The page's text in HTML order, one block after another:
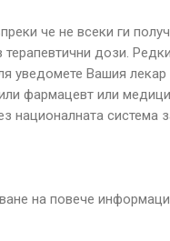
че не всеки ги
дози.
уведомете Вашия
фармацевт или
националната система
на повече